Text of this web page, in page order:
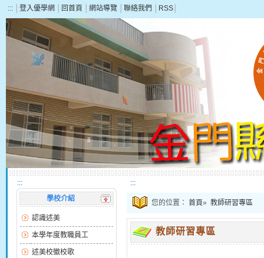
::: 登入優學網 回首頁 網站導覽 聯絡我們 RSS
:::
學校介紹
認識述美
本學年度教職員工
述美校徽校歌
:::
您的位置： 首頁» 教師研習專區
教師研習專區